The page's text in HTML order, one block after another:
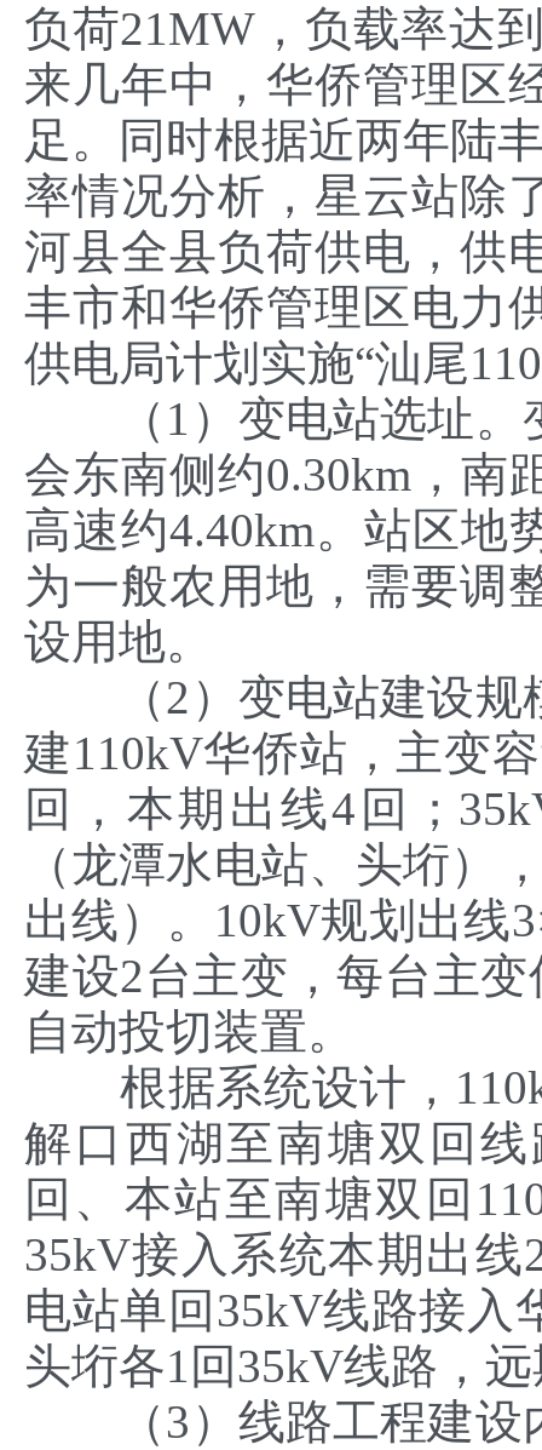
负荷21MW，负载率达
来几年中，华侨管理区
足。同时根据近两年陆
率情况分析，星云站除
河县全县负荷供电，供
丰市和华侨管理区电力
供电局计划实施“汕尾
（1）变电站选址。
会东南侧约0.30km，南
高速约4.40km。站区地
为一般农用地，需要调
设用地。
（2）变电站建设规
建110kV华侨站，主变
回，本期出线4回；
（龙潭水电站、头垳）
出线）。10kV规划出线
建设2台主变，每台主
自动投切装置。
根据系统设计，
解口西湖至南塘双回
回、本站至南塘双回
35kV接入系统本期出
电站单回35kV线路接入
头垳各1回35kV线路，
（3）线路工程建设